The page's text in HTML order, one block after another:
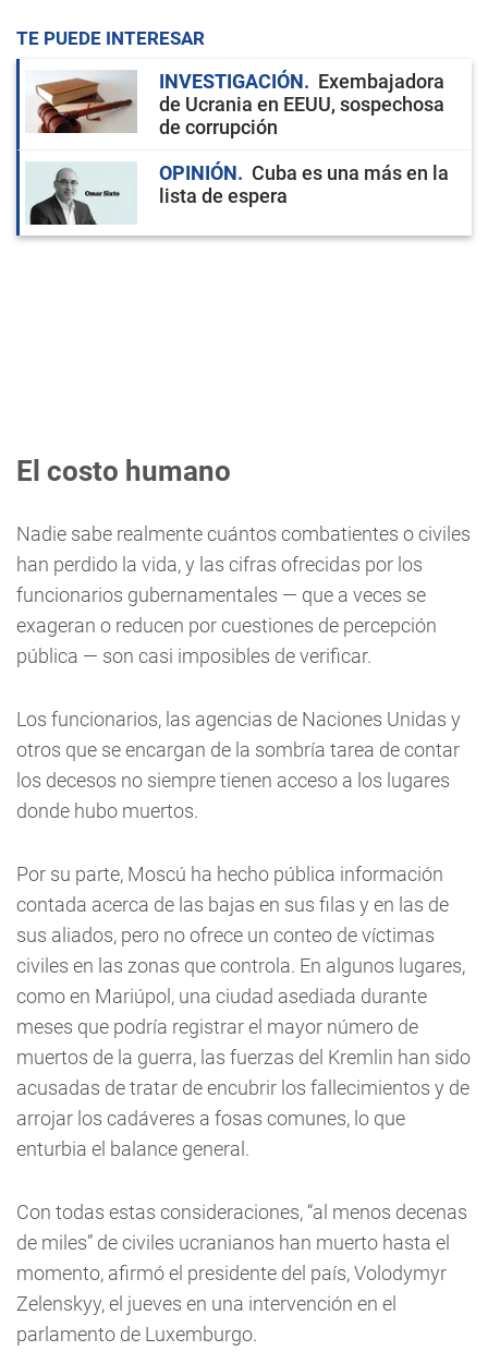
TE PUEDE INTERESAR
INVESTIGACIÓN
Exembajadora
de Ucrania en EEUU, sospechosa
de corrupción
OPINIÓN
Cuba es una más en la
lista de espera
El costo humano
Nadie sabe realmente cuántos combatientes o civiles
han perdido la vida, y las cifras ofrecidas por los
funcionarios gubernamentales — que a veces se
exageran o reducen por cuestiones de percepción
pública — son casi imposibles de verificar.
Los funcionarios, las agencias de Naciones Unidas y
otros que se encargan de la sombría tarea de contar
los decesos no siempre tienen acceso a los lugares
donde hubo muertos.
Por su parte, Moscú ha hecho pública información
contada acerca de las bajas en sus filas y en las de
sus aliados, pero no ofrece un conteo de víctimas
civiles en las zonas que controla. En algunos lugares,
como en Mariúpol, una ciudad asediada durante
meses que podría registrar el mayor número de
muertos de la guerra, las fuerzas del Kremlin han sido
acusadas de tratar de encubrir los fallecimientos y de
arrojar los cadáveres a fosas comunes, lo que
enturbia el balance general.
Con todas estas consideraciones, “al menos decenas
de miles” de civiles ucranianos han muerto hasta el
momento, afirmó el presidente del país, Volodymyr
Zelenskyy, el jueves en una intervención en el
parlamento de Luxemburgo.